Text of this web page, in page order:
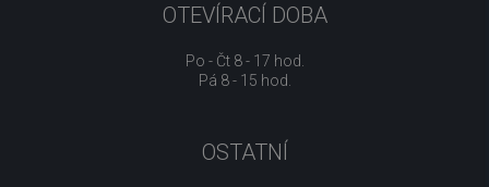
OTEVÍRACÍ DOBA
Po - Čt 8 - 17 hod.
Pá 8 - 15 hod.
OSTATNÍ